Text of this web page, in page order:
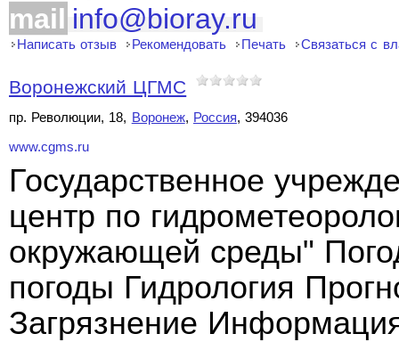
mail info@bioray.ru
Написать отзыв Рекомендовать Печать Связаться с
Воронежский ЦГМС
пр. Революции, 18, Воронеж, Россия, 394036
www.cgms.ru
Государственное
центр по
окружающей среды"
погоды Гидрология
Загрязнение